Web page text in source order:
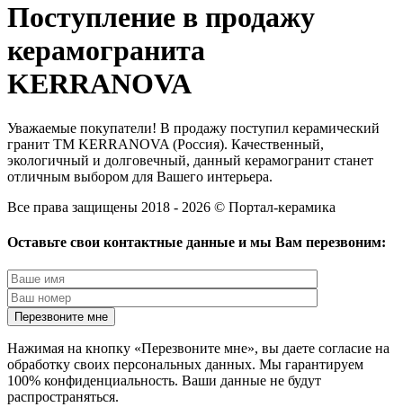
Поступление в продажу
керамогранита
KERRANOVA
Уважаемые покупатели! В продажу поступил керамический
гранит ТМ KERRANOVA (Россия). Качественный,
экологичный и долговечный, данный керамогранит станет
отличным выбором для Вашего интерьера.
Все права защищены 2018 - 2026 © Портал-керамика
Оставьте свои контактные данные и мы Вам перезвоним:
Нажимая на кнопку «Перезвоните мне», вы даете согласие на
обработку своих персональных данных. Мы гарантируем
100% конфиденциальность. Ваши данные не будут
распространяться.